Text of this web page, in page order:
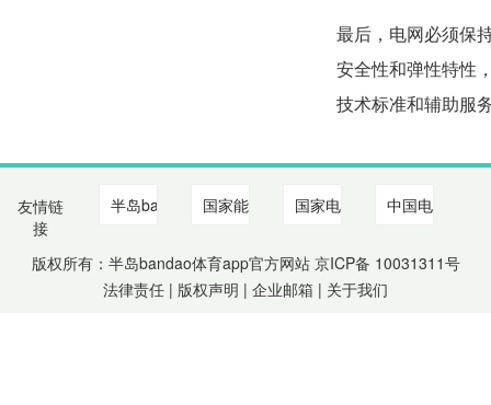
最后，电网必须保
安全性和弹性特性
技术标准和辅助服
友情链
接
版权所有：半岛bandao体育app官方网站 京ICP备 10031311号
法律责任 | 版权声明 | 企业邮箱 | 关于我们